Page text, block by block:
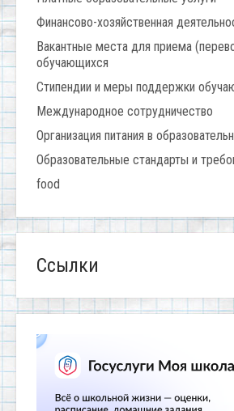
Финансово-хозяйственная
Вакантные места для приема
обучающихся
Стипендии и меры поддержки
Международное сотрудничество
Организация питания в
Образовательные стандарты и
food
Ссылки